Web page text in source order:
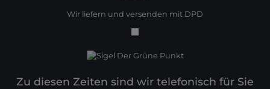
Wir liefern und versenden mit DPD
Zu diesen Zeiten sind wir telefonisch für Sie